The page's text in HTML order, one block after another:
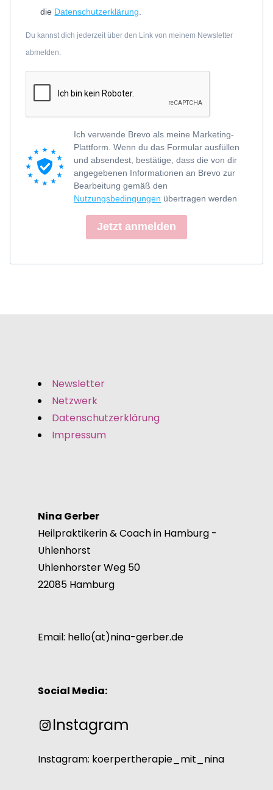
die Datenschutzerklärung
Du kannst dich jederzeit über den Link von meinem Newsletter
abmelden.
Ich verwende Brevo als meine Marketing-
Plattform. Wenn du das Formular ausfüllen
und absendest, bestätige, dass die von dir
angegebenen Informationen an Brevo zur
Bearbeitung gemäß den
Nutzungsbedingungen übertragen werden
Jetzt anmelden
Newsletter
Netzwerk
Datenschutzerklärung
Impressum
Nina Gerber
Heilpraktikerin & Coach in Hamburg -
Uhlenhorst
Uhlenhorster Weg 50
22085 Hamburg
Email: hello(at)nina-gerber.de
Social Media:
Instagram
Instagram: koerpertherapie_mit_nina